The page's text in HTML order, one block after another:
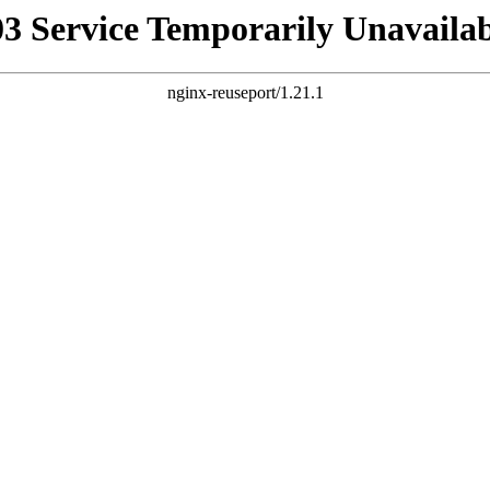
Service Temporarily
nginx-reuseport/1.21.1